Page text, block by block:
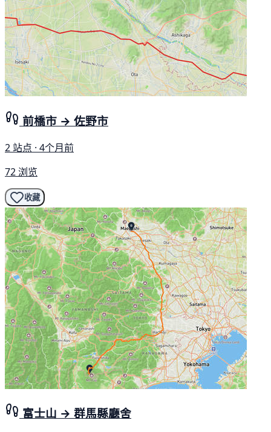
前橋市 → 佐野市
2 站点 · 4个月前
72 浏览
收藏
富士山 → 群馬縣廳舍